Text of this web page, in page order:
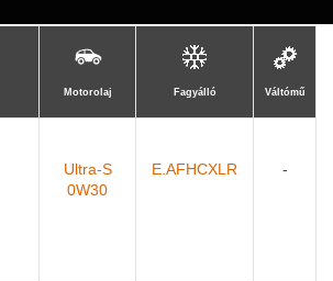
Motorolaj Fagyálló Váltómű
Ultra-S
0W30
E.AFHCXLR -